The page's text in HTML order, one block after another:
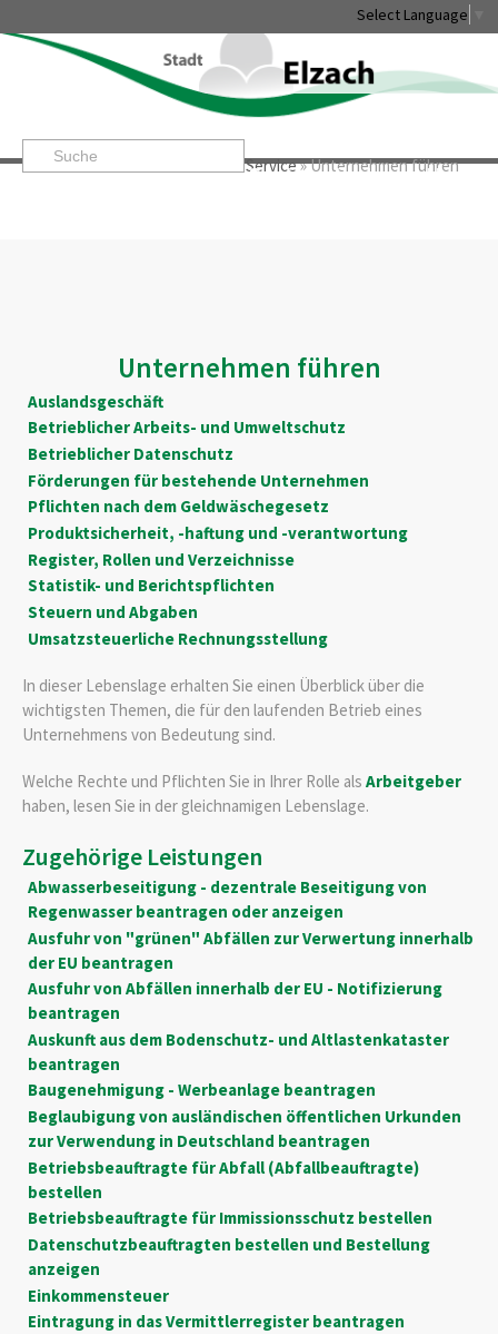
Select Language
Startseite» »Service»Unternehmen führen
Leben & Erleben Rathaus & Service Stadtentwicklung &
Unternehmen führen
Auslandsgeschäft
Betrieblicher Arbeits- und Umweltschutz
Betrieblicher Datenschutz
Förderungen für bestehende Unternehmen
Pflichten nach dem Geldwäschegesetz
Produktsicherheit, -haftung und -verantwortung
Register, Rollen und Verzeichnisse
Statistik- und Berichtspflichten
Steuern und Abgaben
Umsatzsteuerliche Rechnungsstellung
In dieser Lebenslage erhalten Sie einen Überblick über die
wichtigsten Themen, die für den laufenden Betrieb eines
Unternehmens von Bedeutung sind.
Welche Rechte und Pflichten Sie in Ihrer Rolle als Arbeitgeber
haben, lesen Sie in der gleichnamigen Lebenslage.
Zugehörige Leistungen
Abwasserbeseitigung - dezentrale Beseitigung von
Regenwasser beantragen oder anzeigen
Ausfuhr von "grünen" Abfällen zur Verwertung innerhalb
der EU beantragen
Ausfuhr von Abfällen innerhalb der EU - Notifizierung
beantragen
Auskunft aus dem Bodenschutz- und Altlastenkataster
beantragen
Baugenehmigung - Werbeanlage beantragen
Beglaubigung von ausländischen öffentlichen Urkunden
zur Verwendung in Deutschland beantragen
Betriebsbeauftragte für Abfall (Abfallbeauftragte)
bestellen
Betriebsbeauftragte für Immissionsschutz bestellen
Datenschutzbeauftragten bestellen und Bestellung
anzeigen
Einkommensteuer
Eintragung in das Vermittlerregister beantragen